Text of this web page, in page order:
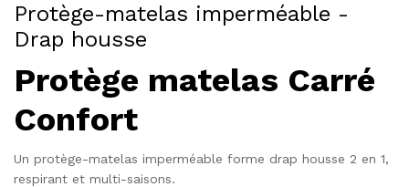
Protège-matelas imperméable -
Drap housse
Protège matelas Carré
Confort
Un protège-matelas imperméable forme drap housse 2 en 1,
respirant et multi-saisons.